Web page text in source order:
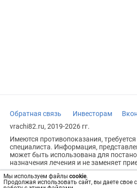
Мы используем файлы cookie.
Продолжая использовать сайт, вы даете свое
Обратная связь Инвесторам
vrachi82.ru, 2019-2026 гг.
Имеются противопоказания,
специалиста. Информация,
может быть использована для
назначения лечения и не заменяет
Возрастное ограничение: 18+